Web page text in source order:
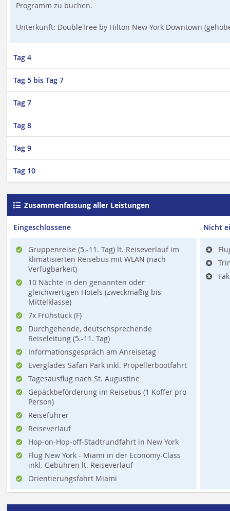
Programm zu buchen.
Unterkunft: DoubleTree by Hilton New York Downtown
Tag 4
Tag 5 bis Tag 7
Tag 7
Tag 8
Tag 9
Tag 10
Zusammenfassung aller Leistungen
Eingeschlossene
Gruppenreise (5.-11. Tag) lt. Reiseverlauf im
klimatisierten Reisebus mit WLAN (nach
Verfügbarkeit)
10 Nächte in den genannten oder
gleichwertigen Hotels (zweckmäßig bis
Mittelklasse)
7x Frühstück (F)
Durchgehende, deutschsprechende
Reiseleitung (5.-11. Tag)
Informationsgespräch am Anreisetag
Everglades Safari Park inkl. Propellerbootfahrt
Tagesausflug nach St. Augustine
Gepäckbeförderung im Reisebus (1 Koffer pro
Person)
Reiseführer
Reiseverlauf
Hop-on-Hop-off-Stadtrundfahrt in New York
Flug New York - Miami in der Economy-Class
inkl. Gebühren lt. Reiseverlauf
Orientierungsfahrt Miami
Nicht